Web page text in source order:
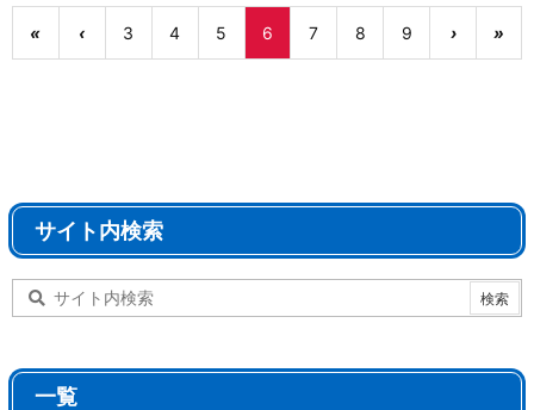
« ‹ 3 4 5 6 7 8 9 › »
サイト内検索
一覧